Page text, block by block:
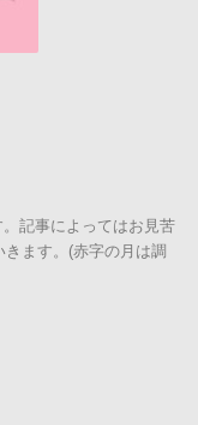
記事によってはお見苦
ます。(赤字の月は調